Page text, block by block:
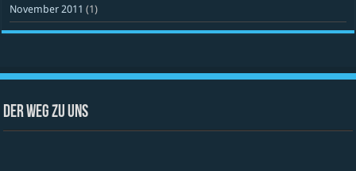
November 2011 (1)
Der Weg zu uns